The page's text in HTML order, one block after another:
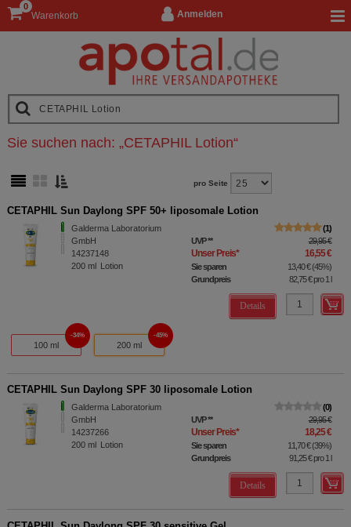
Anmelden
Warenkorb
0
Sie suchen nach: „CETAPHIL Lotion“
pro Seite
CETAPHIL Sun Daylong SPF 50+ liposomale Lotion
Galderma Laboratorium
GmbH
14237148
200 ml Lotion
1
UVP** 29,95 €
Unser Preis* 16,55 €
Sie sparen 13,40 €(45%)
Grundpreis
82,75 €pro 1 l
Details
100 ml
34%
200 ml
45%
CETAPHIL Sun Daylong SPF 30 liposomale Lotion
Galderma Laboratorium
GmbH
14237266
200 ml Lotion
0
UVP** 29,95 €
Unser Preis* 18,25 €
Sie sparen 11,70 €(39%)
Grundpreis
91,25 €pro 1 l
Details